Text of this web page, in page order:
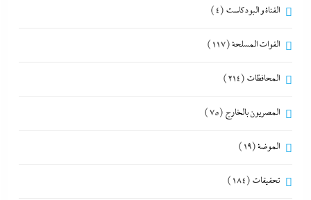
القناة و البودكاست (4)
القوات المسلحة(117)
المحافظات (214)
المصريون بالخارج (75)
الموضة(19)
تحقيقات (184)